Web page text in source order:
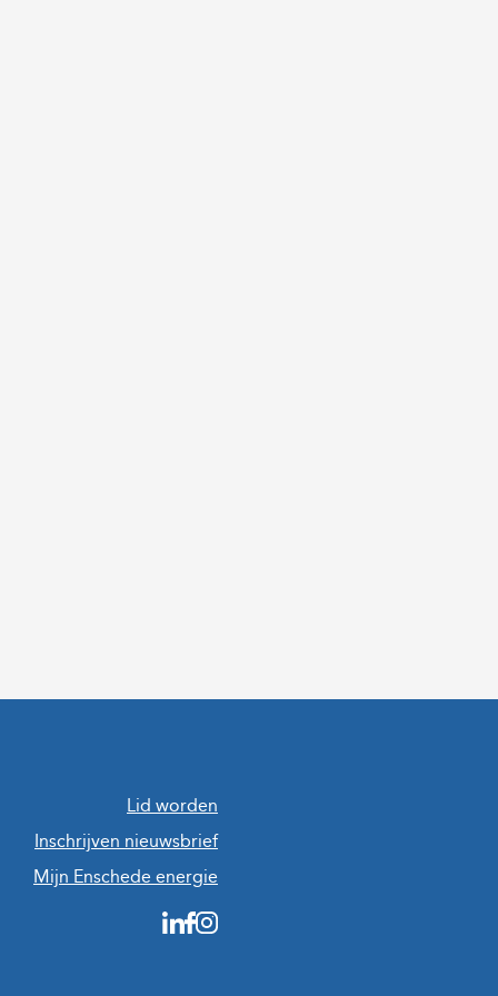
Lid worden
Inschrijven nieuwsbrief
Mijn Enschede energie